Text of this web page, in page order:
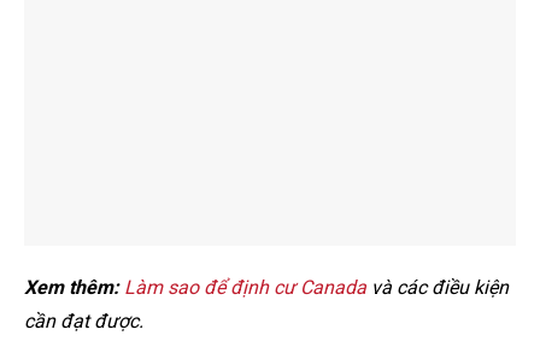
Xem thêm: Làm sao để định cư Canada và các điều kiện
cần đạt được.